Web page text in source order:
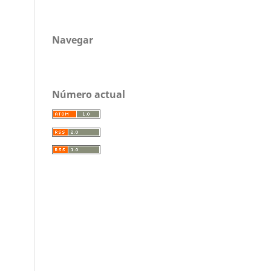
Navegar
Número actual